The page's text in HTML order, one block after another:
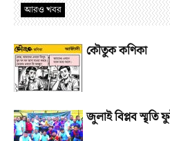
আরও খবর
কৌতুক কণিকা
জুলাই বিপ্লব স্মৃতি